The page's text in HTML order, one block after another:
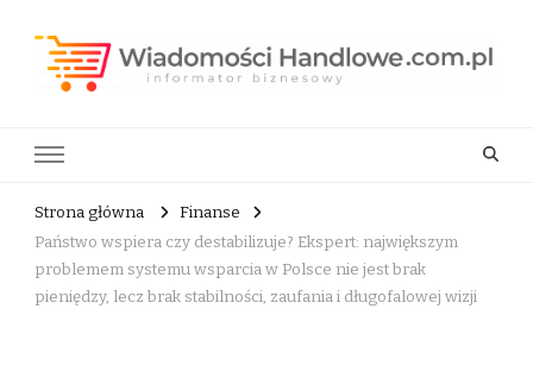
Strona główna
Finanse
Państwo wspiera czy destabilizuje? Ekspert: największym
problemem systemu wsparcia w Polsce nie jest brak
pieniędzy, lecz brak stabilności, zaufania i długofalowej wizji